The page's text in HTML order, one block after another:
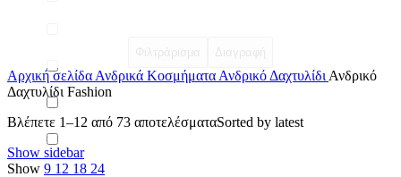
Αρχική σελίδα Ανδρικά Κοσμήματα Ανδρικό Δαχτυλίδι Ανδρικό
Δαχτυλίδι Fashion
Βλέπετε 1–12 από 73 αποτελέσματαSorted by latest
Show sidebar
Show 9 12 18 24